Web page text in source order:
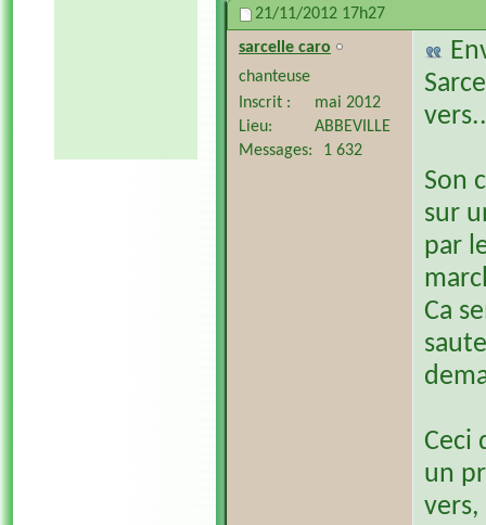
21/11/2012 17h27
sarcelle caro
chanteuse
Inscrit
mai 2012
Lieu
ABBEVILLE
Messages
1 632
Son
sur
par
Ca
Ceci
un
vers,